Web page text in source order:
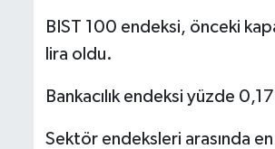
BIST 100 endeksi, önceki
lira oldu.
Bankacılık endeksi yüzde
Sektör endeksleri arasında